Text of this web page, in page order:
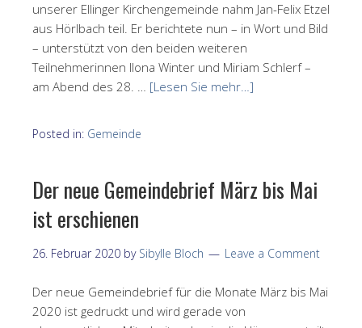
unserer Ellinger Kirchengemeinde nahm Jan-Felix Etzel
aus Hörlbach teil. Er berichtete nun – in Wort und Bild
– unterstützt von den beiden weiteren
Teilnehmerinnen Ilona Winter und Miriam Schlerf –
am Abend des 28. … [Lesen Sie mehr…]
Posted in: Gemeinde
Der neue Gemeindebrief März bis Mai
ist erschienen
26. Februar 2020 by Sibylle Bloch Leave a Comment
Der neue Gemeindebrief für die Monate März bis Mai
2020 ist gedruckt und wird gerade von